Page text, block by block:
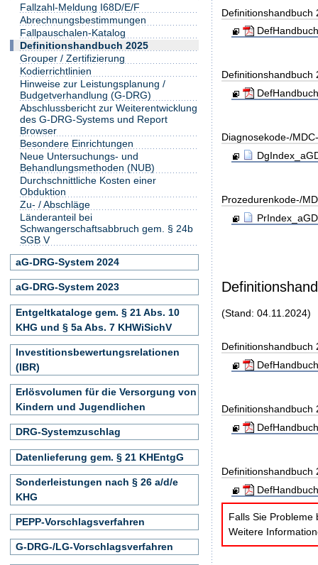
Definitionshandbuch
Definitionshandbuch
Diagnosekode-/
Prozedurenkode-/
(Stand: 04.11.2024)
Definitionshandbuch
Definitionshandbuch
Definitionshandbuch
Falls Sie Probleme
Weitere
Fallzahl-Meldung I68D/E/F
Abrechnungsbestimmungen
Fallpauschalen-Katalog
Definitionshandbuch 2025
Grouper / Zertifizierung
Kodierrichtlinien
Hinweise zur Leistungsplanung /
Budgetverhandlung (G-DRG)
Abschlussbericht zur Weiterentwicklung
des G-DRG-Systems und Report
Browser
Besondere Einrichtungen
Neue Untersuchungs- und
Behandlungsmethoden (NUB)
Durchschnittliche Kosten einer
Obduktion
Zu- / Abschläge
Länderanteil bei
Schwangerschaftsabbruch gem. § 24b
SGB V
aG-DRG-System 2024
aG-DRG-System 2023
Entgeltkataloge gem. § 21 Abs. 10
KHG und § 5a Abs. 7 KHWiSichV
Investitionsbewertungsrelationen
(IBR)
Erlösvolumen für die Versorgung von
Kindern und Jugendlichen
DRG-Systemzuschlag
Datenlieferung gem. § 21 KHEntgG
Sonderleistungen nach § 26 a/d/e
KHG
PEPP-Vorschlagsverfahren
G-DRG-/LG-Vorschlagsverfahren